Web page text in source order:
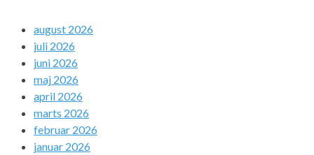
august 2026
juli 2026
juni 2026
maj 2026
april 2026
marts 2026
februar 2026
januar 2026